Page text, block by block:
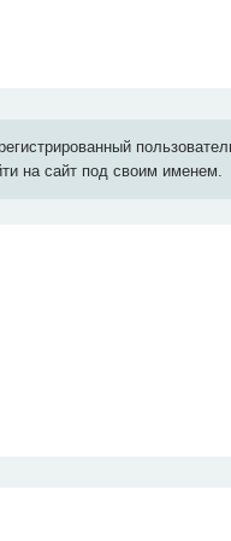
на сайт под своим именем.